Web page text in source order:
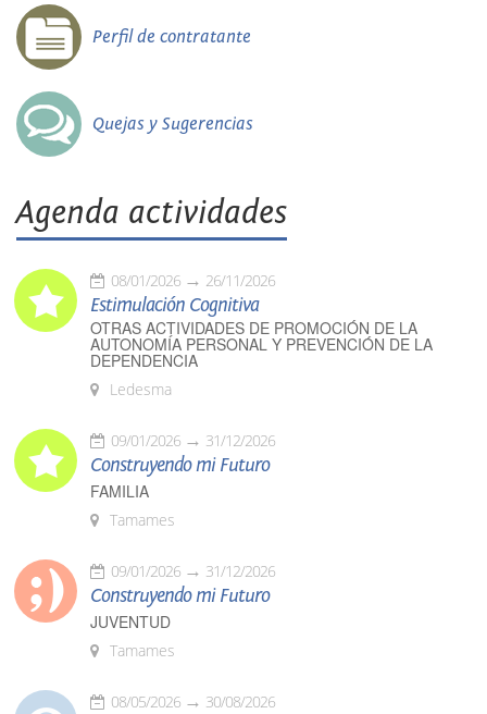
Perfil de contratante
Quejas y Sugerencias
Agenda actividades
08/01/2026 26/11/2026
Estimulación Cognitiva
OTRAS ACTIVIDADES DE PROMOCIÓN DE LA
AUTONOMÍA PERSONAL Y PREVENCIÓN DE LA
DEPENDENCIA
Ledesma
09/01/2026 31/12/2026
Construyendo mi Futuro
FAMILIA
Tamames
09/01/2026 31/12/2026
Construyendo mi Futuro
JUVENTUD
Tamames
08/05/2026 30/08/2026